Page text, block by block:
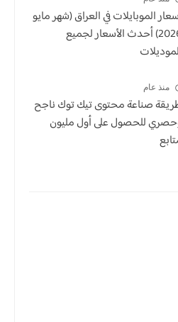
الموبايلات في العراق (شهر مايو
2026) أحدث الأسعار لجميع
منذ عام
صناعة محتوى تيك توك ناجح
للحصول على أول مليون